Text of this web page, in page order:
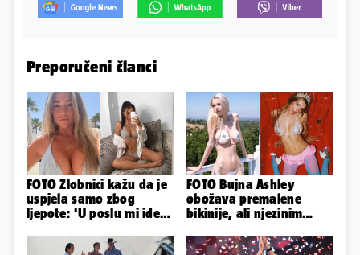
Preporučeni članci
FOTO Zlobnici kažu da je
uspjela samo zbog
ljepote: 'U poslu mi ide
FOTO Bujna Ashley
obožava premalene
bikinije, ali njezinim
smeta